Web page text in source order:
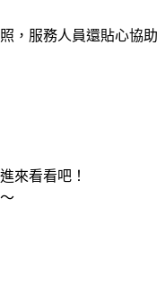
，服務人員還貼心協助
來看看吧！